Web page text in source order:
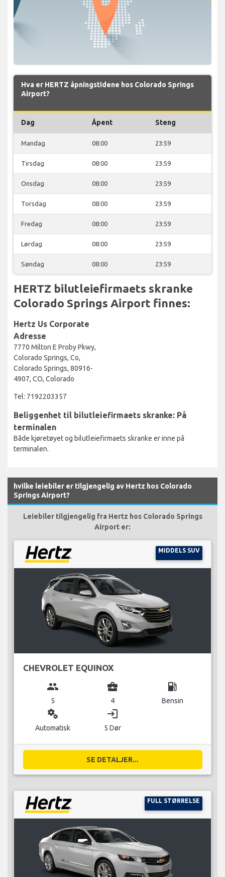
Hva er HERTZ åpningstidene hos Colorado Springs
Airport?
Dag Åpent Steng
Mandag 08:00 23:59
Tirsdag 08:00 23:59
Onsdag 08:00 23:59
Torsdag 08:00 23:59
Fredag 08:00 23:59
Lørdag 08:00 23:59
Søndag 08:00 23:59
HERTZ bilutleiefirmaets skranke
Colorado Springs Airport finnes:
Hertz Us Corporate
Adresse
7770 Milton E Proby Pkwy,
Colorado Springs, Co,
Colorado Springs, 80916-
4907, CO, Colorado
Tel: 7192203357
Beliggenhet til bilutleiefirmaets skranke: På
terminalen
Både kjøretøyet og bilutleiefirmaets skranke er inne på
terminalen.
hvilke leiebiler er tilgjengelig av Hertz hos Colorado
Springs Airport?
Leiebiler tilgjengelig fra Hertz hos Colorado Springs
Airport er:
MIDDELS SUV
CHEVROLET EQUINOX
group
5
business_center
4
local_gas_station
Bensin
miscellaneous_services
Automatisk
login
5 Dør
SE DETALJER...
FULL STØRRELSE